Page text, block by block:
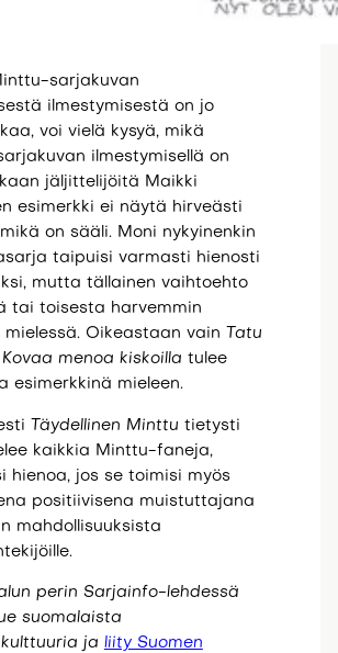
sarjakuvan
ilmestymisestä on jo
voi vielä kysyä, mikä
ilmestymisellä on
jäljittelijöitä Maikki
esimerkki ei näytä hirveästi
on sääli. Moni nykyinenkin
taipuisi varmasti hienosti
mutta tällainen vaihtoehto
tai toisesta harvemmin
mielessä. Oikeastaan vain
Tatu
menoa kiskoilla tulee
esimerkkinä mieleen.
Täydellinen Minttu tietysti
kaikkia Minttu-faneja,
hienoa, jos se toimisi myös
positiivisena muistuttajana
mahdollisuuksista
perin Sarjainfo-lehdessä
suomalaista
ja liity Suomen